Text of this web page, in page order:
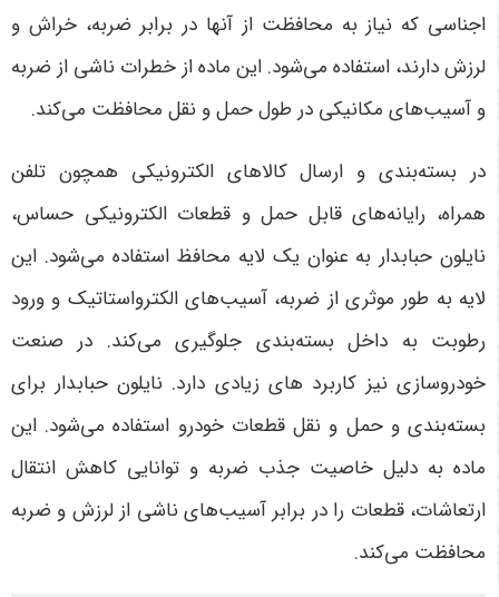
اجناسی که نیاز به محافظت از آنها در برابر ضربه، خراش و
لرزش دارند، استفاده می‌شود. این ماده از خطرات ناشی از ضربه
و آسیب‌های مکانیکی در طول حمل و نقل محافظت می‌کند.
در بسته‌بندی و ارسال کالاهای الکترونیکی همچون تلفن
همراه، رایانه‌های قابل حمل و قطعات الکترونیکی حساس،
نایلون حبابدار به عنوان یک لایه محافظ استفاده می‌شود. این
لایه به طور موثری از ضربه، آسیب‌های الکترواستاتیک و ورود
رطوبت به داخل بسته‌بندی جلوگیری می‌کند. در صنعت
خودروسازی نیز کاربرد های زیادی دارد. نایلون حبابدار برای
بسته‌بندی و حمل و نقل قطعات خودرو استفاده می‌شود. این
ماده به دلیل خاصیت جذب ضربه و توانایی کاهش انتقال
ارتعاشات، قطعات را در برابر آسیب‌های ناشی از لرزش و ضربه
محافظت می‌کند.